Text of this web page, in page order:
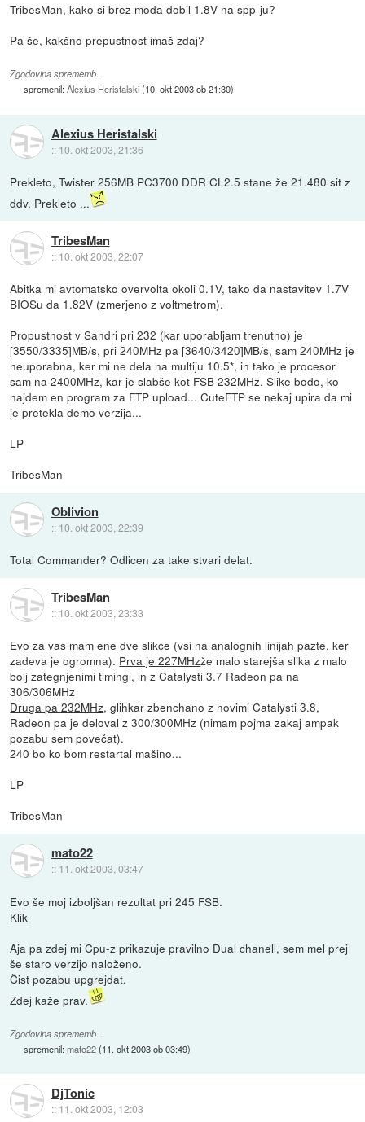
TribesMan, kako si brez moda dobil 1.8V na spp-ju?
Pa še, kakšno prepustnost imaš zdaj?
Zgodovina sprememb…
spremenil:Alexius Heristalski(10. okt 2003 ob 21:30)
Alexius Heristalski
:: 10. okt 2003, 21:36
Prekleto, Twister 256MB PC3700 DDR CL2.5 stane že 21.480 sit z
ddv. Prekleto ...
TribesMan
:: 10. okt 2003, 22:07
Abitka mi avtomatsko overvolta okoli 0.1V, tako da nastavitev 1.7V
BIOSu da 1.82V (zmerjeno z voltmetrom).
Propustnost v Sandri pri 232 (kar uporabljam trenutno) je
[3550/3335]MB/s, pri 240MHz pa [3640/3420]MB/s, sam 240MHz je
neuporabna, ker mi ne dela na multiju 10.5*, in tako je procesor
sam na 2400MHz, kar je slabše kot FSB 232MHz. Slike bodo, ko
najdem en program za FTP upload... CuteFTP se nekaj upira da mi
je pretekla demo verzija...
LP
TribesMan
Oblivion
:: 10. okt 2003, 22:39
Total Commander? Odlicen za take stvari delat.
TribesMan
:: 10. okt 2003, 23:33
Evo za vas mam ene dve slikce (vsi na analognih linijah pazte, ker
zadeva je ogromna). Prva je 227MHzže malo starejša slika z malo
bolj zategnjenimi timingi, in z Catalysti 3.7 Radeon pa na
306/306MHz
Druga pa 232MHz, glihkar zbenchano z novimi Catalysti 3.8,
Radeon pa je deloval z 300/300MHz (nimam pojma zakaj ampak
pozabu sem povečat).
240 bo ko bom restartal mašino...
LP
TribesMan
mato22
:: 11. okt 2003, 03:47
Evo še moj izboljšan rezultat pri 245 FSB.
Klik
Aja pa zdej mi Cpu-z prikazuje pravilno Dual chanell, sem mel prej
še staro verzijo naloženo.
Čist pozabu upgrejdat.
Zdej kaže prav.
Zgodovina sprememb…
spremenil:mato22(11. okt 2003 ob 03:49)
DjTonic
:: 11. okt 2003, 12:03